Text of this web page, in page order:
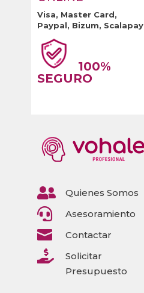
Visa, Master Card,
Paypal, Bizum, Scalapay
100%
SEGURO
 Quienes Somos
 Asesoramiento
 Contactar

Solicitar
Presupuesto